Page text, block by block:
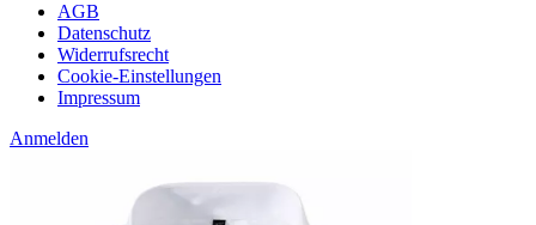
AGB
Datenschutz
Widerrufsrecht
Cookie-Einstellungen
Impressum
Anmelden